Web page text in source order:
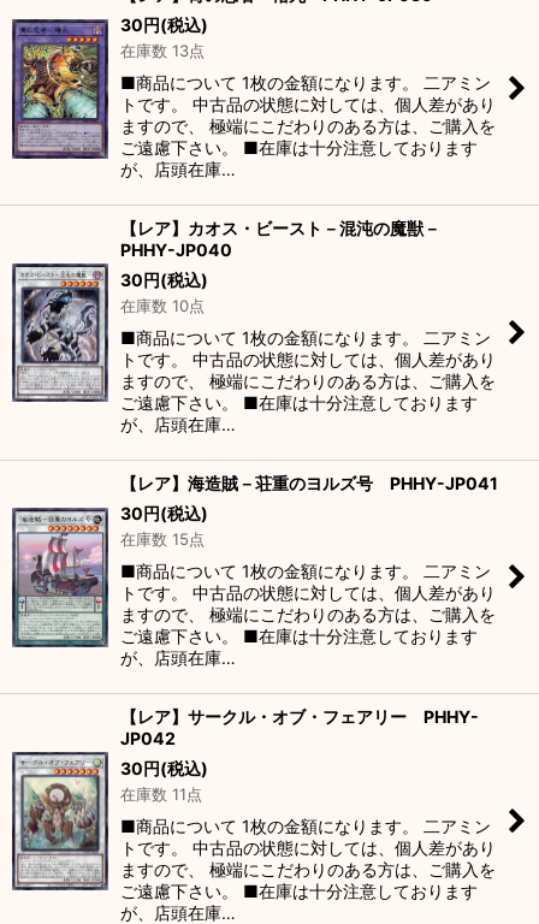
30円(税込)
在庫数 13点
■商品について 1枚の金額になります。 二アミン
トです。 中古品の状態に対しては、個人差があり
ますので、 極端にこだわりのある方は、ご購入を
ご遠慮下さい。 ■在庫は十分注意しております
が、店頭在庫…
【レア】カオス・ビースト－混沌の魔獣－
PHHY-JP040
30円(税込)
在庫数 10点
■商品について 1枚の金額になります。 二アミン
トです。 中古品の状態に対しては、個人差があり
ますので、 極端にこだわりのある方は、ご購入を
ご遠慮下さい。 ■在庫は十分注意しております
が、店頭在庫…
【レア】海造賊－荘重のヨルズ号 PHHY-JP041
30円(税込)
在庫数 15点
■商品について 1枚の金額になります。 二アミン
トです。 中古品の状態に対しては、個人差があり
ますので、 極端にこだわりのある方は、ご購入を
ご遠慮下さい。 ■在庫は十分注意しております
が、店頭在庫…
【レア】サークル・オブ・フェアリー PHHY-
JP042
30円(税込)
在庫数 11点
■商品について 1枚の金額になります。 二アミン
トです。 中古品の状態に対しては、個人差があり
ますので、 極端にこだわりのある方は、ご購入を
ご遠慮下さい。 ■在庫は十分注意しております
が、店頭在庫…